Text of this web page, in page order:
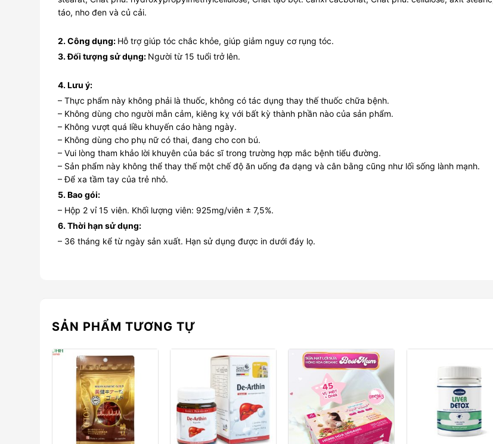
táo, nho đen và củ cải.
2. Công dụng: Hỗ trợ giúp tóc chắc khỏe, giúp giảm nguy cơ rụng tóc.
3. Đối tượng sử dụng: Người từ 15 tuổi trở lên.
4. Lưu ý:
– Thực phẩm này không phải là thuốc, không có tác dụng thay thế thuốc chữa bệnh.
– Không dùng cho người mẫn cảm, kiêng kỵ với bất kỳ thành phần nào của sản phẩm.
– Không vượt quá liều khuyến cáo hàng ngày.
– Không dùng cho phụ nữ có thai, đang cho con bú.
– Vui lòng tham khảo lời khuyên của bác sĩ trong trường hợp mắc bệnh tiểu đường.
– Sản phẩm này không thể thay thế một chế độ ăn uống đa dạng và cân bằng cũng như lối sống lành mạnh.
– Để xa tầm tay của trẻ nhỏ.
5. Bao gói:
– Hộp 2 vỉ 15 viên. Khối lượng viên: 925mg/viên ± 7,5%.
6. Thời hạn sử dụng:
– 36 tháng kể từ ngày sản xuất. Hạn sử dụng được in dưới đáy lọ.
SẢN PHẨM TƯƠNG TỰ